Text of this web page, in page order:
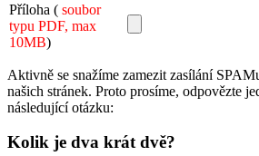
Příloha ( soubor
typu PDF, max
10MB)
Aktivně se snažíme zamezit zasílání
našich stránek. Proto prosíme, odpovězte
následující otázku:
Kolik je dva krát dvě?